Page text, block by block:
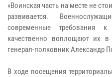
«Воинская часть на месте не
развивается.
современные требования к
качественно воплощают их
генерал-полковник Александр
В ходе посещения